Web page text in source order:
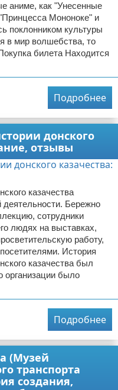
аниме, как "Унесенные
Мононоке" и
поклонником культуры
в мир волшебства, то
билета Находится
Подробнее
донского
отзывы
казачества
деятельности. Бережно
сотрудники
людях на выставках,
работу,
История
казачества был
организации было
Подробнее
(Музей
транспорта
создания,